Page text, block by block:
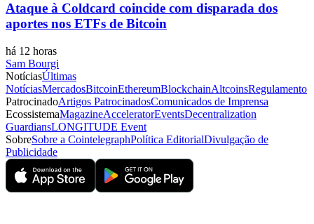
Ataque à Coldcard coincide com disparada dos
aportes nos ETFs de Bitcoin
há 12 horas
Sam Bourgi
NotíciasÚltimas
NotíciasMercadosBitcoinEthereumBlockchainAltcoinsRegulamento
PatrocinadoArtigos PatrocinadosComunicados de Imprensa
EcossistemaMagazineAcceleratorEventsDecentralization
GuardiansLONGITUDE Event
SobreSobre a CointelegraphPolítica EditorialDivulgação de
Publicidade